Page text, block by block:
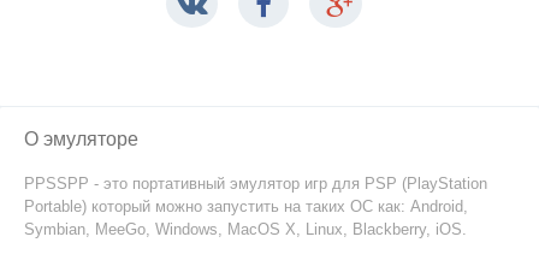
О эмуляторе
PPSSPP - это портативный эмулятор игр для PSP (PlayStation
Portable) который можно запустить на таких ОС как: Android,
Symbian, MeeGo, Windows, MacOS X, Linux, Blackberry, iOS.